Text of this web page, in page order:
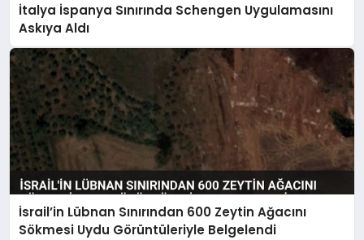
İtalya İspanya Sınırında Schengen Uygulamasını
Askıya Aldı
İsrail’in Lübnan Sınırından 600 Zeytin Ağacını
Sökmesi Uydu Görüntüleriyle Belgelendi